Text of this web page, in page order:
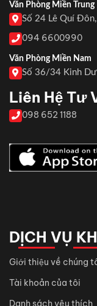
Văn Phòng Miền Trung
Số 24 Lê Quí
094 6600990
Văn Phòng Miền Nam
Số 36/34 Kinh
Liên Hệ Tư
098 652 1188
DỊCH VỤ
Giới thiệu về chúng
Tài khoản của tôi
Danh sách yêu thích